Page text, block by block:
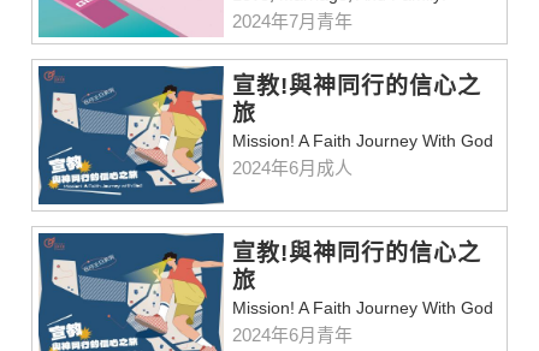
2024年7月青年
宣教!與神同行的信心之
旅
Mission! A Faith Journey With God
2024年6月成人
宣教!與神同行的信心之
旅
Mission! A Faith Journey With God
2024年6月青年